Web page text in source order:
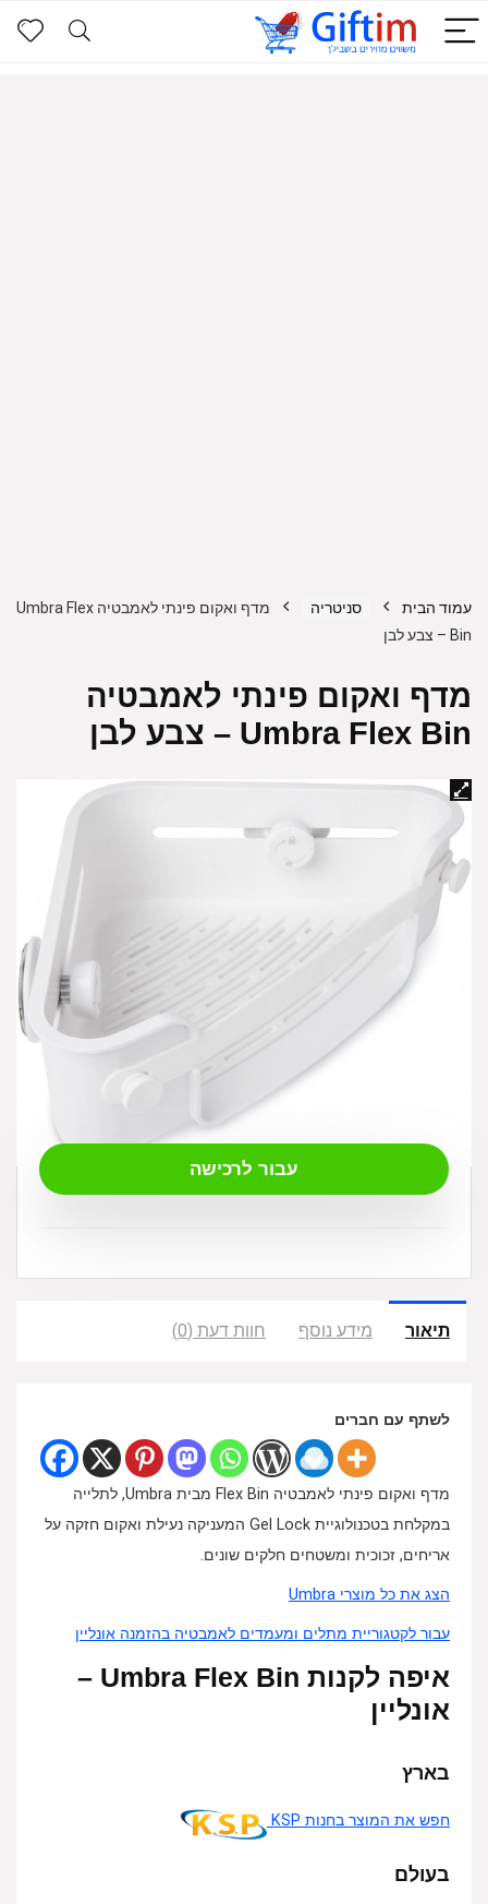
עמוד הבית סניטריה
מדף ואקום פינתי לאמבטיה Umbra Flex
Bin – צבע לבן
מדף ואקום פינתי לאמבטיה
Umbra Flex Bin – צבע לבן
עבור לרכישה
תיאור מידע נוסף חוות דעת (0)
לשתף עם חברים
מדף ואקום פינתי לאמבטיה Flex Bin מבית Umbra, לתלייה
במקלחת בטכנולוגיית Gel Lock המעניקה נעילת ואקום חזקה על
אריחים, זכוכית ומשטחים חלקים שונים.
הצג את כל מוצרי Umbra
עבור לקטגוריית מתלים ומעמדים לאמבטיה בהזמנה אונליין
איפה לקנות Umbra Flex Bin –
אונליין
בארץ
חפש את המוצר בחנות KSP
בעולם